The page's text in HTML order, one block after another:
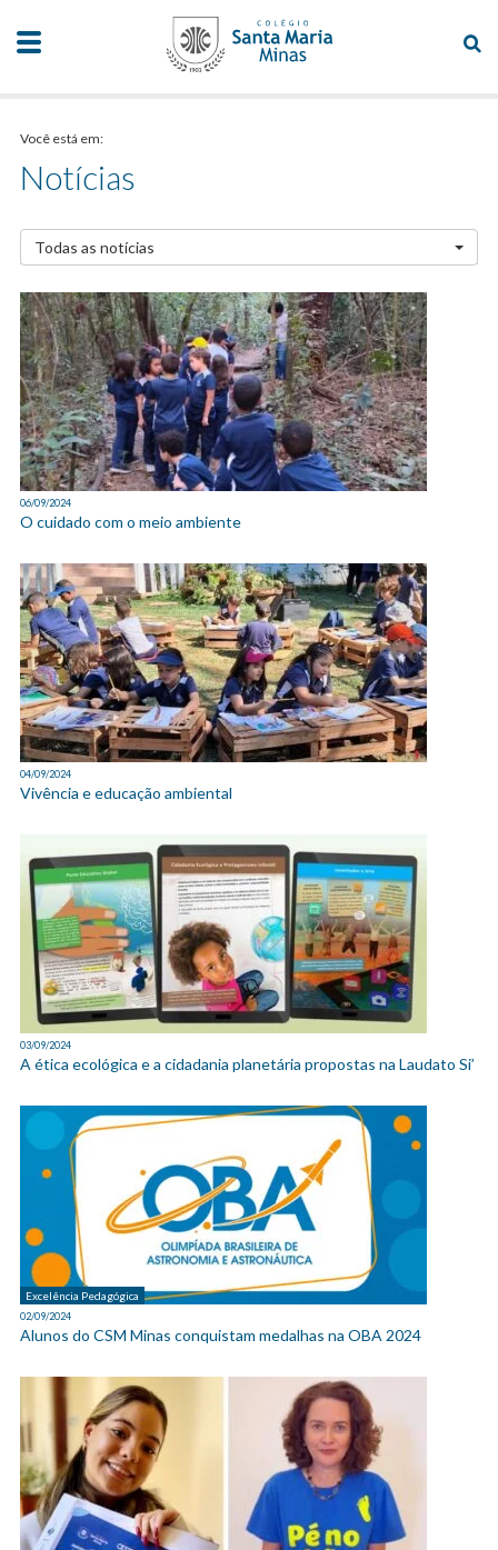
Você está em:
Notícias
Todas as notícias
06/09/2024
O cuidado com o meio ambiente
04/09/2024
Vivência e educação ambiental
03/09/2024
A ética ecológica e a cidadania planetária propostas na Laudato Si’
Excelência Pedagógica
02/09/2024
Alunos do CSM Minas conquistam medalhas na OBA 2024